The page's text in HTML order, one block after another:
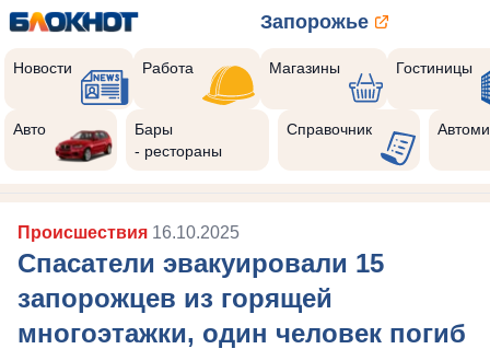
Запорожье
Новости Работа Магазины Гостиницы
Авто
Бары
- рестораны
Справочник
Происшествия 16.10.2025
Спасатели эвакуировали 15
запорожцев из горящей
многоэтажки, один человек погиб